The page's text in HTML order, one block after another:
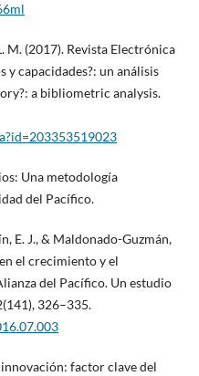
M. (2017). Revista Electrónica
y capacidades?: un análisis
a bibliometric analysis.
Una metodología
del Pacífico.
E. J., & Maldonado-Guzmán,
el crecimiento y el
del Pacífico. Un estudio
326–335.
innovación: factor clave del